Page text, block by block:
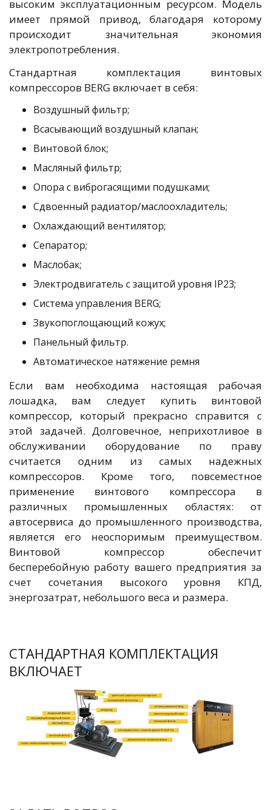
высоким эксплуатационным ресурсом. Модель
имеет прямой привод, благодаря которому
происходит значительная экономия
электропотребления.
Стандартная комплектация винтовых
компрессоров BERG включает в себя:
Воздушный фильтр;
Всасывающий воздушный клапан;
Винтовой блок;
Масляный фильтр;
Опора с виброгасящими подушками;
Сдвоенный радиатор/маслоохладитель;
Охлаждающий вентилятор;
Сепаратор;
Маслобак;
Электродвигатель с защитой уровня IP23;
Система управления BERG;
Звукопоглощающий кожух;
Панельный фильтр.
Автоматическое натяжение ремня
Если вам необходима настоящая рабочая
лошадка, вам следует купить винтовой
компрессор, который прекрасно справится с
этой задачей. Долговечное, неприхотливое в
обслуживании оборудование по праву
считается одним из самых надежных
компрессоров. Кроме того, повсеместное
применение винтового компрессора в
различных промышленных областях: от
автосервиса до промышленного производства,
является его неоспоримым преимуществом.
Винтовой компрессор обеспечит
бесперебойную работу вашего предприятия за
счет сочетания высокого уровня КПД,
энергозатрат, небольшого веса и размера.
СТАНДАРТНАЯ КОМПЛЕКТАЦИЯ
ВКЛЮЧАЕТ